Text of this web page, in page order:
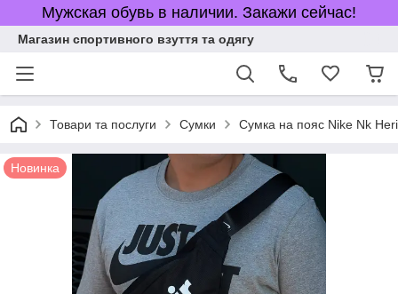
Мужская обувь в наличии. Закажи сейчас!
Магазин спортивного взуття та одягу
Товари та послуги Сумки Сумка на пояс Nike Nk
Новинка